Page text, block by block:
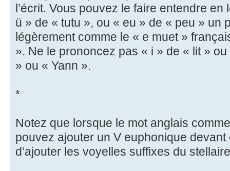
l’écrit. Vous pouvez le faire entendre
ü » de « tutu », ou « eu » de « peu » un
légèrement comme le « e muet »
». Ne le prononcez pas « i » de « lit »
» ou « Yann ».
*
Notez que lorsque le mot anglais
pouvez ajouter un V euphonique
d’ajouter les voyelles suffixes du